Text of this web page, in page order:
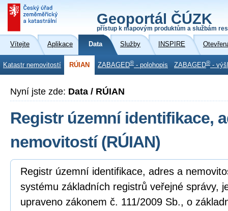
Geoportál ČÚZK
přístup k mapovým produktům a službám
Vítejte Aplikace Data Služby INSPIRE
Katastr nemovitostí RÚIAN ZABAGED® - polohopis ZABAGED® -
Nyní jste zde: Data / RÚIAN
Registr územní identifikace,
nemovitostí (RÚIAN)
Registr územní identifikace, adres a
systému základních registrů veřejné správy,
upraveno zákonem č. 111/2009 Sb., o